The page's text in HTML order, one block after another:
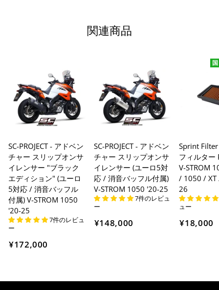
関連商品
SC-PROJECT - アドベン
チャー スリップオンサ
イレンサー "ブラック
エディション" (ユーロ
5対応 / 消音バッフル
付属) V-STROM 1050
'20-25
7件のレビュ
ー
¥172,000
SC-PROJECT - アドベン
チャー スリップオンサ
イレンサー (ユーロ5対
応 / 消音バッフル付属)
V-STROM 1050 '20-25
7件のレビュ
ー
¥148,000
Sprint
フィルター
V-STROM
/ 1050 / XT
26
ュー
¥18,000